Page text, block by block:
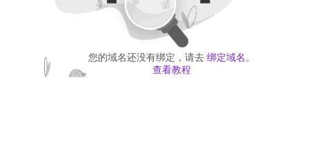
您的域名还没有绑定，请去 绑定域名 。
查看教程